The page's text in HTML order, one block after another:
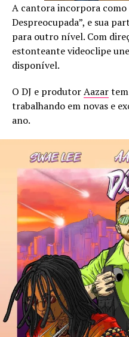
A cantora incorpora como
Despreocupada”, e sua
para outro nível. Com
estonteante videoclipe
disponível.
O DJ e produtorAazar
trabalhando em novas e
ano.